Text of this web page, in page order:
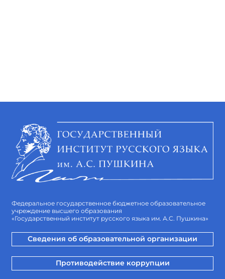
Федеральное государственное бюджетное образовательное
учреждение высшего образования
«Государственный институт русского языка им. А.С. Пушкина»
Сведения об образовательной организации
Противодействие коррупции